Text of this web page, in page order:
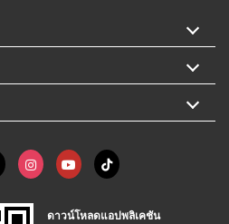
ดาวน์โหลดแอปพลิเคชัน